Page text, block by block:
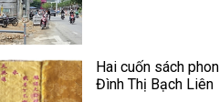
Hai cuốn sách
Đình Thị Bạch Liên